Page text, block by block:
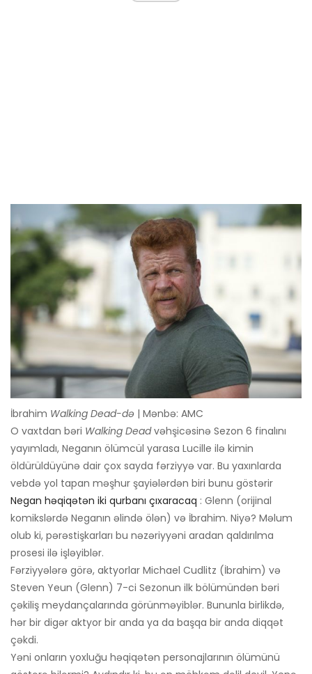
İbrahim Walking Dead-də | Mənbə: AMC
O vaxtdan bəri Walking Deadvəhşicəsinə Sezon 6 finalını
yayımladı, Neganın ölümcül yarasa Lucille ilə kimin
öldürüldüyünə dair çox sayda fərziyyə var. Bu yaxınlarda
vebdə yol tapan məşhur şayiələrdən biri bunu göstərir
Negan həqiqətən iki qurbanı çıxaracaq : Glenn (orijinal
komikslərdə Neganın əlində ölən) və İbrahim. Niyə? Məlum
olub ki, pərəstişkarları bu nəzəriyyəni aradan qaldırılma
prosesi ilə işləyiblər.
Fərziyyələrə görə, aktyorlar Michael Cudlitz (İbrahim) və
Steven Yeun (Glenn) 7-ci Sezonun ilk bölümündən bəri
çəkiliş meydançalarında görünməyiblər. Bununla birlikdə,
hər bir digər aktyor bir anda ya da başqa bir anda diqqət
çəkdi.
Yəni onların yoxluğu həqiqətən personajlarının ölümünü